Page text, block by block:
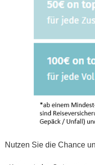
Nutzen Sie die Chance